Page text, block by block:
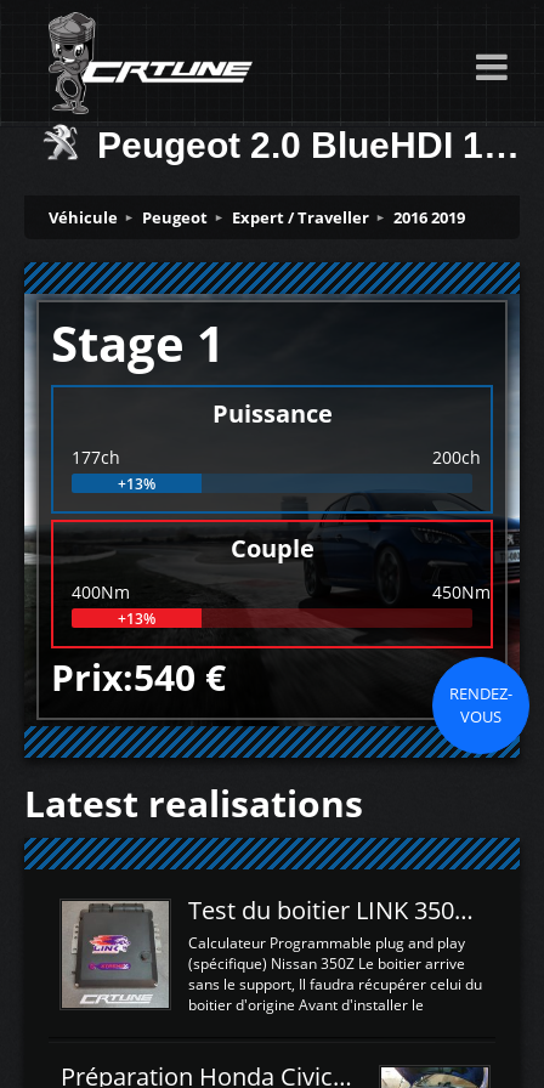
Peugeot 2.0 BlueHDI 177ch
Véhicule Peugeot Expert / Traveller 2016 2019
Stage 1
Puissance
177ch 200ch
+13%
Couple
400Nm 450Nm
+13%
Prix:540 €
RENDEZ-
VOUS
Latest realisations
Test du boitier LINK 350Z Plugin ECU
Calculateur Programmable plug and play
(spécifique) Nissan 350Z Le boitier arrive
sans le support, Il faudra récupérer celui du
boitier d'origine Avant d'installer le
d'envoyer l'information de la large bande
Préparation Honda Civic Type R FK2